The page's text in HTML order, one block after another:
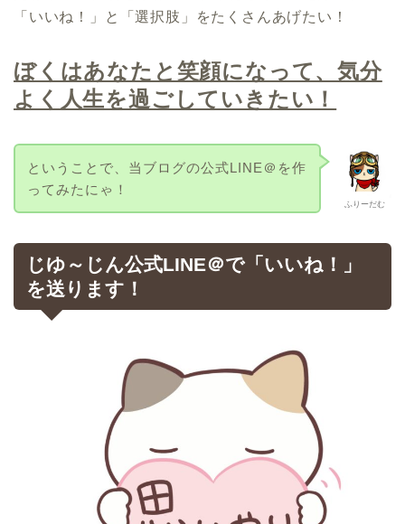
「いいね！」と「選択肢」をたくさんあげたい！
ぼくはあなたと笑顔になって、気分
よく人生を過ごしていきたい！
ふりーだむ
ということで、当ブログの公式LINE＠を作
ってみたにゃ！
じゆ～じん公式LINE＠で「いいね！」
を送ります！